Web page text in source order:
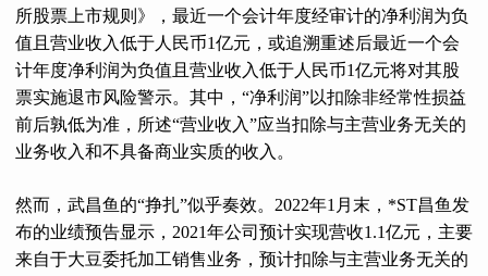
所股票上市规则》，最近一个会计年度经审计的净利润为负
值且营业收入低于人民币1亿元，或追溯重述后最近一个会
计年度净利润为负值且营业收入低于人民币1亿元将对其股
票实施退市风险警示。其中，“净利润”以扣除非经常性损益
前后孰低为准，所述“营业收入”应当扣除与主营业务无关的
业务收入和不具备商业实质的收入。
然而，武昌鱼的“挣扎”似乎奏效。2022年1月末，*ST昌鱼发
布的业绩预告显示，2021年公司预计实现营收1.1亿元，主要
来自于大豆委托加工销售业务，预计扣除与主营业务无关的